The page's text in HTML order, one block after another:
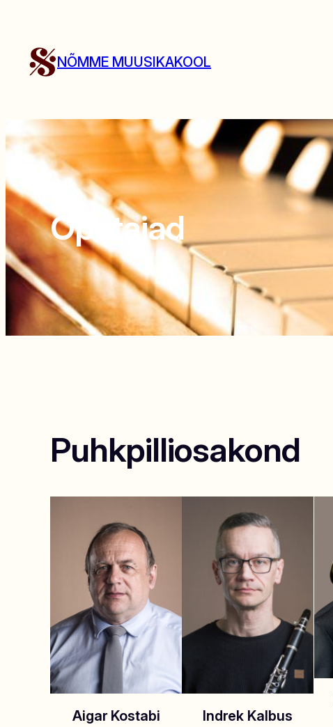
juurde
NÕMME MUUSIKAKOOL
Õpetajad
Puhkpilliosakond
Aigar Kostabi Indrek Kalbus